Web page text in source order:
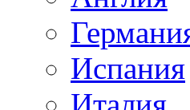
Испания